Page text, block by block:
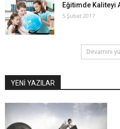
Eğitimde Kaliteyi
5 Şubat 2017
Devamını
YENİ YAZILAR